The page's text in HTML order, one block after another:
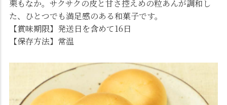
栗もなか。サクサクの皮と甘さ控えめの粒あんが調和し
た、ひとつでも満足感のある和菓子です。
【賞味期限】発送日を含めて16日
【保存方法】常温